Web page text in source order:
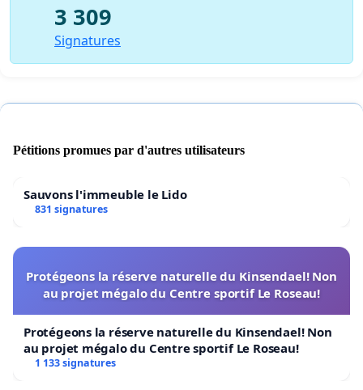
3 309
Signatures
Pétitions promues par d'autres utilisateurs
Sauvons l'immeuble le Lido
831 signatures
Protégeons la réserve naturelle du Kinsendael! Non
au projet mégalo du Centre sportif Le Roseau!
Protégeons la réserve naturelle du Kinsendael! Non
au projet mégalo du Centre sportif Le Roseau!
1 133 signatures